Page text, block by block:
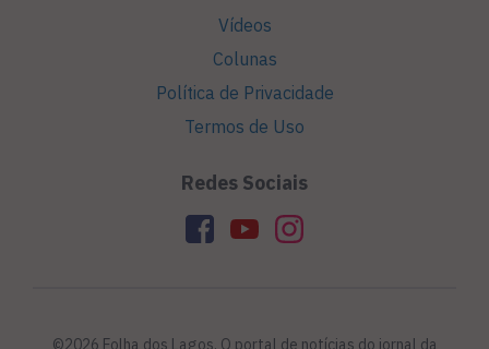
Vídeos
Colunas
Política de Privacidade
Termos de Uso
Redes Sociais
©2026 Folha dos Lagos. O portal de notícias do jornal da